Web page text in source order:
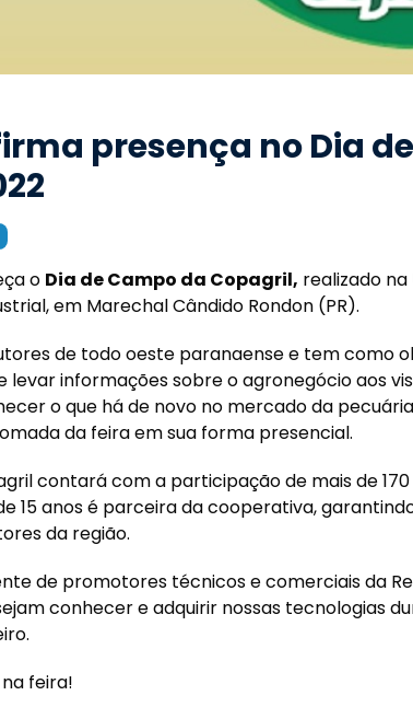
presença no Dia
o Dia de Campo da Copagril, realizado
em Marechal Cândido Rondon (PR).
de todo oeste paranaense e tem como
levar informações sobre o agronegócio aos
o que há de novo no mercado da
da feira em sua forma presencial.
contará com a participação de mais de
15 anos é parceira da cooperativa,
da região.
de promotores técnicos e comerciais da
conhecer e adquirir nossas tecnologias
feira!